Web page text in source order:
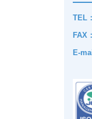
TEL
FAX
E-